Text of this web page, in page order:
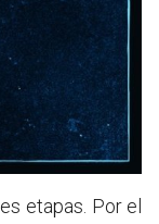
etapas. Por el